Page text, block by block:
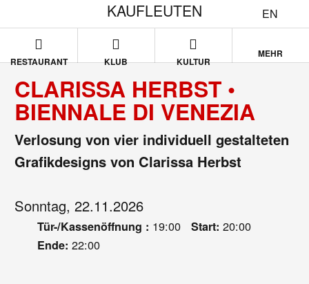
EN
KAUFLEUTEN
RESTAURANT KLUB KULTUR
MEHR
CLARISSA HERBST •
BIENNALE DI VENEZIA
Verlosung von vier individuell gestalteten
Grafikdesigns von Clarissa Herbst
Sonntag, 22.11.2026
Tür-/Kassenöffnung : 19:00 Start: 20:00
Ende: 22:00